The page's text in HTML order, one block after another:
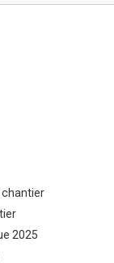
chantier
2025